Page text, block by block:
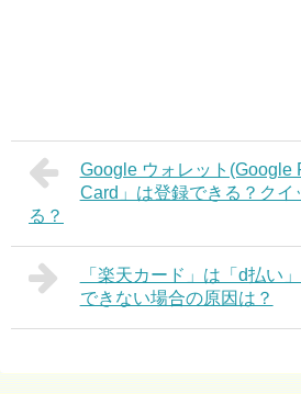
Google ウォレット(Google
Card」は登録できる？クイ
る？
「楽天カード」は「d払い
できない場合の原因は？